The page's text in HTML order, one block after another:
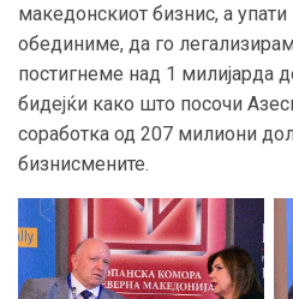
македонскиот бизнис, а упати
обединиме, да го
постигнеме над 1 милијарда
бидејќи како што посочи
соработка од 207 милиони
бизнисмените.